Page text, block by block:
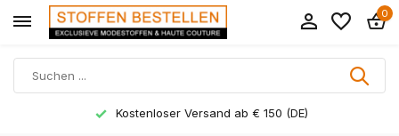
0
Kostenloser Versand ab € 150 (DE)